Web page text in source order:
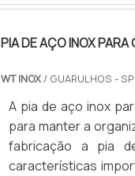
PIA DE AÇO INOX
WT INOX/ GUARULHOS - SP
A pia de aço inox
para manter a
fabricação a pia
características